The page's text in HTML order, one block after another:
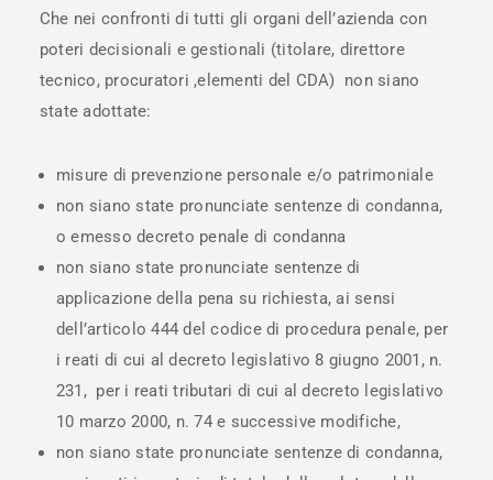
Che nei confronti di tutti gli organi dell’azienda con
poteri decisionali e gestionali (titolare, direttore
tecnico, procuratori ,elementi del CDA) non siano
state adottate:
misure di prevenzione personale e/o patrimoniale
non siano state pronunciate sentenze di condanna,
o emesso decreto penale di condanna
non siano state pronunciate sentenze di
applicazione della pena su richiesta, ai sensi
dell’articolo 444 del codice di procedura penale, per
i reati di cui al decreto legislativo 8 giugno 2001, n.
231, per i reati tributari di cui al decreto legislativo
10 marzo 2000, n. 74 e successive modifiche,
non siano state pronunciate sentenze di condanna,